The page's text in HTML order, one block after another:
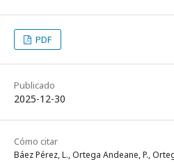
PDF
Publicado
2025-12-30
Cómo citar
Báez Pérez, L., Ortega Andeane, P.,